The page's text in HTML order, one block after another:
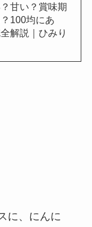
甘い？賞味期
100均にあ
解説｜ひみり
に、にんに